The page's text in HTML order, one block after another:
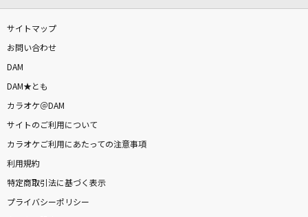
サイトマップ
お問い合わせ
DAM
DAM★とも
カラオケ＠DAM
サイトのご利用について
カラオケご利用にあたっての注意事項
利用規約
特定商取引法に基づく表示
プライバシーポリシー